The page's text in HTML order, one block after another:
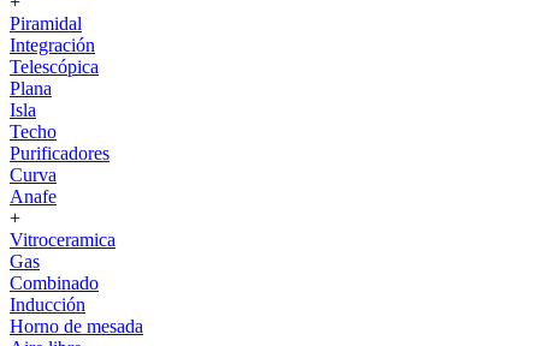
Piramidal
Integración
Telescópica
Plana
Isla
Techo
Purificadores
Curva
Anafe
+
Vitroceramica
Gas
Combinado
Inducción
Horno de mesada